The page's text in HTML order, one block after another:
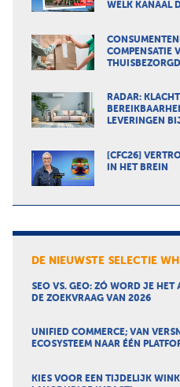
WELK KANAAL
COMPENSATIE
THUISBEZORGD
RADAR:
LEVERINGEN
[CFC26]
IN HET BREIN
DE NIEUWSTE SELECTIE
SEO VS. GEO: ZÓ WORD JE HET
DE ZOEKVRAAG VAN 2026
UNIFIED COMMERCE; VAN
ECOSYSTEEM NAAR ÉÉN
KIES VOOR EEN TIJDELIJK